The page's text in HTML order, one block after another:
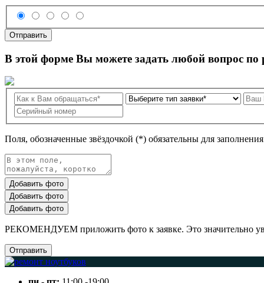
Отправить
В этой форме Вы можете задать любой вопрос по
Поля, обозначенные звёздочкой (*) обязательны для
Добавить фото
Добавить фото
Добавить фото
РЕКОМЕНДУЕМ приложить фото к заявке. Это значительно
Отправить